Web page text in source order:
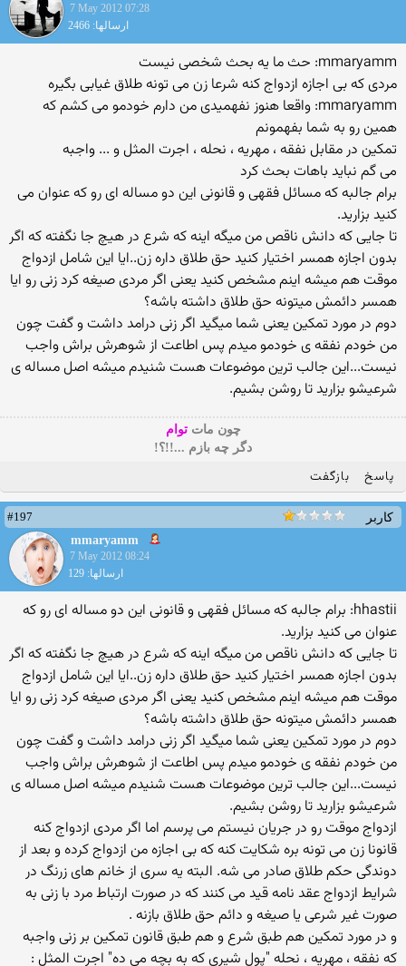
7 May 2012 07:28
ارسالها: 2466
mmaryamm: حث ما یه بحث شخصی نیست
مردی که بی اجازه ازدواج کنه شرعا زن می تونه طلاق غیابی بگیره
mmaryamm: واقعا هنوز نفهمیدی من دارم خودمو می کشم که
همین رو به شما بفهمونم
تمکین در مقابل نفقه ، مهریه ، نحله ، اجرت المثل و ... واجبه
می گم نباید باهات بحث کرد
برام جالبه که مسائل فقهی و قانونی این دو مساله ای رو که عنوان می
کنید بزارید.
تا جایی که دانش ناقص من میگه اینه که شرع در هیچ جا نگفته که اگر
بدون اجازه همسر اختیار کنید حق طلاق داره زن..ایا این شامل ازدواج
موقت هم میشه اینم مشخص کنید یعنی اگر مردی صیغه کرد زنی رو ایا
همسر دائمش میتونه حق طلاق داشته باشه؟
دوم در مورد تمکین یعنی شما میگید اگر زنی درامد داشت و گفت چون
من خودم نفقه ی خودمو میدم پس اطاعت از شوهرش براش واجب
نیست...این جالب ترین موضوعات هست شنیدم میشه اصل مساله ی
شرعیشو بزارید تا روشن بشیم.
چون ماتتوام
دگر چه بازم ...!!؟!
پاسخ بازگفت
کاربر
#197
mmaryamm
7 May 2012 08:24
ارسالها: 129
hhastii: برام جالبه که مسائل فقهی و قانونی این دو مساله ای رو که
عنوان می کنید بزارید.
تا جایی که دانش ناقص من میگه اینه که شرع در هیچ جا نگفته که اگر
بدون اجازه همسر اختیار کنید حق طلاق داره زن..ایا این شامل ازدواج
موقت هم میشه اینم مشخص کنید یعنی اگر مردی صیغه کرد زنی رو ایا
همسر دائمش میتونه حق طلاق داشته باشه؟
دوم در مورد تمکین یعنی شما میگید اگر زنی درامد داشت و گفت چون
من خودم نفقه ی خودمو میدم پس اطاعت از شوهرش براش واجب
نیست...این جالب ترین موضوعات هست شنیدم میشه اصل مساله ی
شرعیشو بزارید تا روشن بشیم.
ازدواج موقت رو در جریان نیستم می پرسم اما اگر مردی ازدواج کنه
قانونا زن می تونه بره شکایت کنه که بی اجازه من ازدواج کرده و بعد از
دوندگی حکم طلاق صادر می شه. البته یه سری از خانم های زرنگ در
شرایط ازدواج عقد نامه قید می کنند که در صورت ارتباط مرد با زنی به
صورت غیر شرعی یا صیغه و دائم حق طلاق بازنه .
و در مورد تمکین هم طبق شرع و هم طبق قانون تمکین بر زنی واجبه
که نفقه ، مهریه ، نحله "پول شیری که به بچه می ده" اجرت المثل :